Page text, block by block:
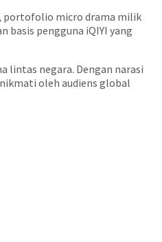
portofolio micro drama milik
pengguna iQIYI yang
lintas negara. Dengan narasi
oleh audiens global